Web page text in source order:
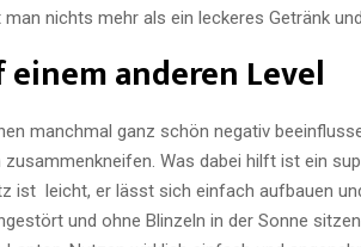
nichts mehr als ein leckeres Getränk
anderen Level
manchmal ganz schön negativ
Was dabei hilft ist ein
ist leicht, er lässt sich einfach aufbauen
und ohne Blinzeln in der Sonne